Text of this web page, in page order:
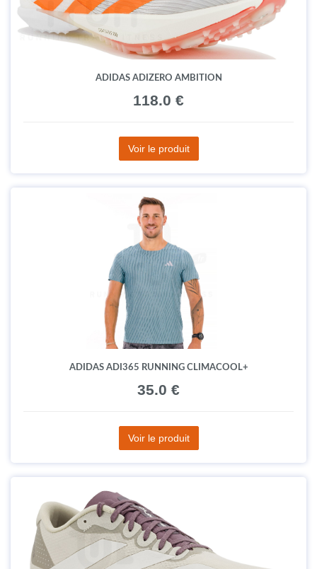
ADIDAS ADIZERO AMBITION
118.0 €
Voir le produit
ADIDAS ADI365 RUNNING CLIMACOOL+
35.0 €
Voir le produit